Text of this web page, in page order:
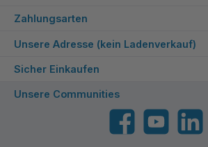
Zahlungsarten
Unsere Adresse (kein Ladenverkauf)
Sicher Einkaufen
Unsere Communities
FacebookYouTube